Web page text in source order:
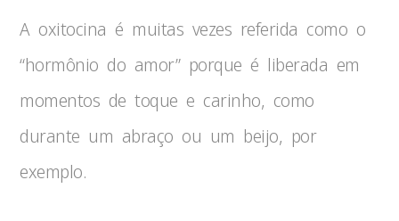
A oxitocina é muitas vezes referida como o
“hormônio do amor” porque é liberada em
momentos de toque e carinho, como
durante um abraço ou um beijo, por
exemplo.